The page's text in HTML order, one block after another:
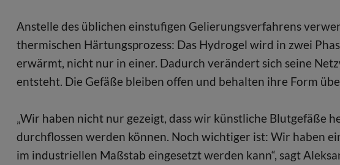
Anstelle des üblichen einstufigen Gelierungsverfahrens
thermischen Härtungsprozess: Das Hydrogel wird in zwei
erwärmt, nicht nur in einer. Dadurch verändert sich seine
entsteht. Die Gefäße bleiben offen und behalten ihre Form
„Wir haben nicht nur gezeigt, dass wir künstliche Blutgefäße
durchflossen werden können. Noch wichtiger ist: Wir haben
im industriellen Maßstab eingesetzt werden kann“, sagt